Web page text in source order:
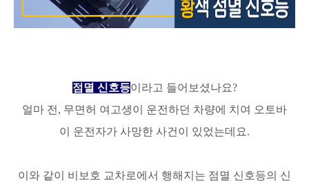
점멸 신호등이라고 들어보셨나요?
얼마 전, 무면허 여고생이 운전하던 차량에 치여 오토바
이 운전자가 사망한 사건이 있었는데요.
이와 같이 비보호 교차로에서 행해지는 점멸 신호등의 신